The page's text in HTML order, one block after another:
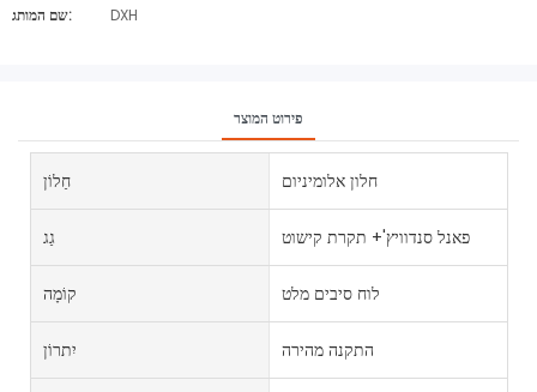
שם המותג:
DXH
פירוט המוצר
חַלוֹן חלון אלומיניום
גַג פאנל סנדוויץ'+ תקרת קישוט
קוֹמָה לוח סיבים מלט
יִתרוֹן התקנה מהירה